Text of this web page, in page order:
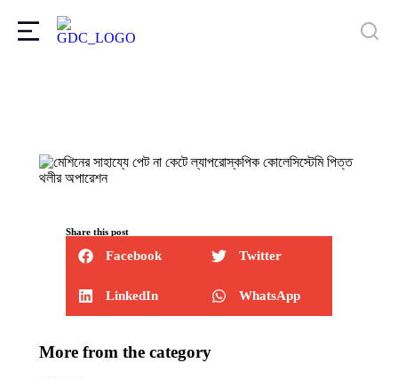
Share this post
Facebook Twitter
LinkedIn WhatsApp
More from the category